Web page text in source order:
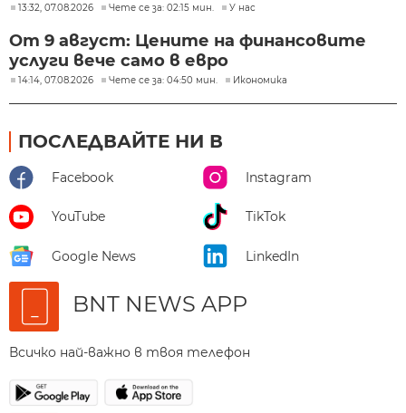
13:32, 07.08.2026 Чете се за: 02:15 мин. У нас
От 9 август: Цените на финансовите
услуги вече само в евро
14:14, 07.08.2026 Чете се за: 04:50 мин. Икономика
ПОСЛЕДВАЙТЕ НИ В
Facebook Instagram
YouTube TikTok
Google News LinkedIn
BNT NEWS APP
Всичко най-важно в твоя телефон